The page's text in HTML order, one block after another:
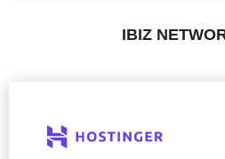
IBIZ